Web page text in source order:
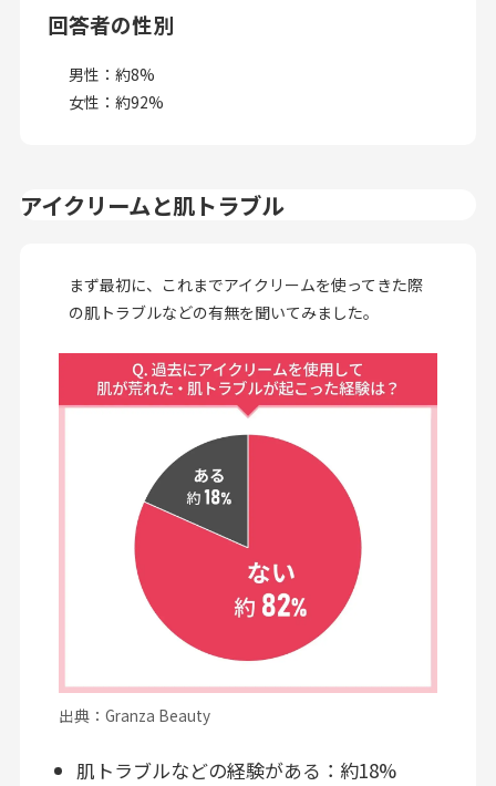
回答者の性別
男性：約8%
女性：約92%
アイクリームと肌トラブル
まず最初に、これまでアイクリームを使ってきた際
の肌トラブルなどの有無を聞いてみました。
出典：Granza Beauty
肌トラブルなどの経験がある：約18%